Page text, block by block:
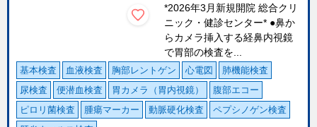
*2026年3月新規開院 総合クリ
ニック・健診センター* ●鼻か
らカメラ挿入する経鼻内視鏡
で胃部の検査を...
基本検査 血液検査 胸部レントゲン 心電図
肺機能検査
尿検査
便潜血検査 胃カメラ（胃内視鏡）
腹部エコー
ピロリ菌検査
腫瘍マーカー 動脈硬化検査
ペプシノゲン検査